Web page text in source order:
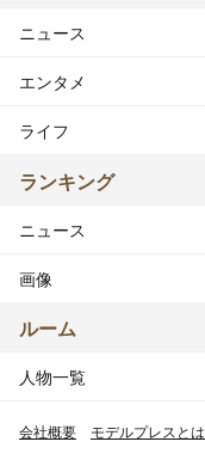
ニュース
エンタメ
ライフ
ランキング
ニュース
画像
ルーム
人物一覧
会社概要 モデルプレスとは